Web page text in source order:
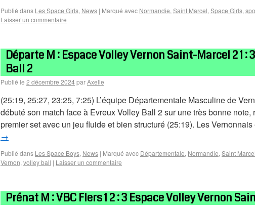
Publié dans Les Space Girls, News | Marqué avec Normandie, Saint Marcel, Space Girls,
Laisser un commentaire
Départe M : Espace Volley Vernon Saint-Marcel 2 1 :
Ball 2
Publié le 2 décembre 2024parAxelle
(25:19, 25:27, 23:25, 7:25) L’équipe Départementale Masculine de
débuté son match face à Evreux Volley Ball 2 sur une très bonne note,
premier set avec un jeu fluide et bien structuré (25:19). Les
→
Publié dans Les Space Boys, News | Marqué avec Départementale, Normandie, Saint Marcel
Vernon, volley ball | Laisser un commentaire
Prénat M : VBC Flers 1 2 : 3 Espace Volley Vernon